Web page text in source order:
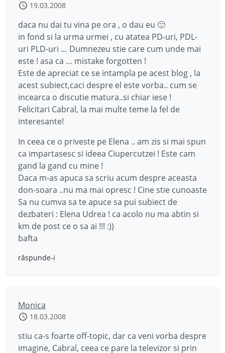
19.03.2008
daca nu dai tu vina pe ora , o dau eu 🙂
in fond si la urma urmei , cu atatea PD-uri, PDL-
uri PLD-uri … Dumnezeu stie care cum unde mai
este ! asa ca … mistake forgotten !
Este de apreciat ce se intampla pe acest blog , la
acest subiect,caci despre el este vorba.. cum se
incearca o discutie matura..si chiar iese !
Felicitari Cabral, la mai multe teme la fel de
interesante!
In ceea ce o priveste pe Elena .. am zis si mai spun
ca impartasesc si ideea Ciupercutzei ! Este cam
gand la gand cu mine !
Daca m-as apuca sa scriu acum despre aceasta
don-soara ..nu ma mai opresc ! Cine stie cunoaste
Sa nu cumva sa te apuce sa pui subiect de
dezbateri : Elena Udrea ! ca acolo nu ma abtin si
km de post ce o sa ai !!! :))
bafta
răspunde-i
Monica
18.03.2008
stiu ca-s foarte off-topic, dar ca veni vorba despre
imagine, Cabral, ceea ce pare la televizor si prin